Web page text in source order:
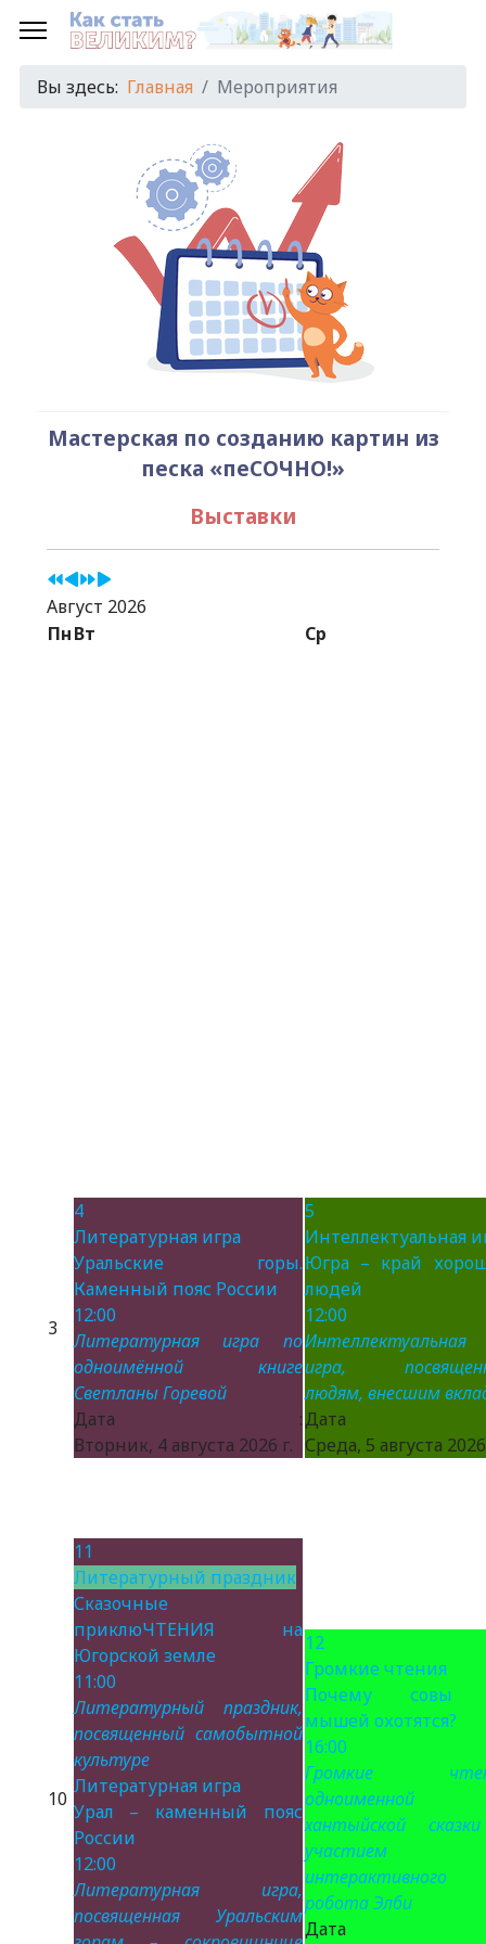
Вы здесь: Главная Мероприятия
Мастерская по созданию картин из
песка «пеСОЧНО!»
Выставки
годмесяц
годмесяц
Август 2026
ПнВт Ср
3
4
Литературная игра
Уральские горы.
Каменный пояс России
12:00
Литературная игра по
одноимённой книге
Светланы Горевой
Дата :
Вторник, 4 августа 2026 г.
5
Интеллектуальная
Югра – край
людей
12:00
Интеллектуальная
игра,
людям, внесшим
Дата
Среда, 5 августа
10
11
Литературный праздник
Сказочные
приклюЧТЕНИЯ на
Югорской земле
11:00
Литературный праздник,
посвященный самобытной
культуре
Литературная игра
Урал – каменный пояс
России
12:00
Литературная игра,
посвященная Уральским
12
Громкие чтения
Почему совы
мышей охотятся?
16:00
Громкие
одноименной
хантыйской
участием
интерактивного
робота Элби
Дата